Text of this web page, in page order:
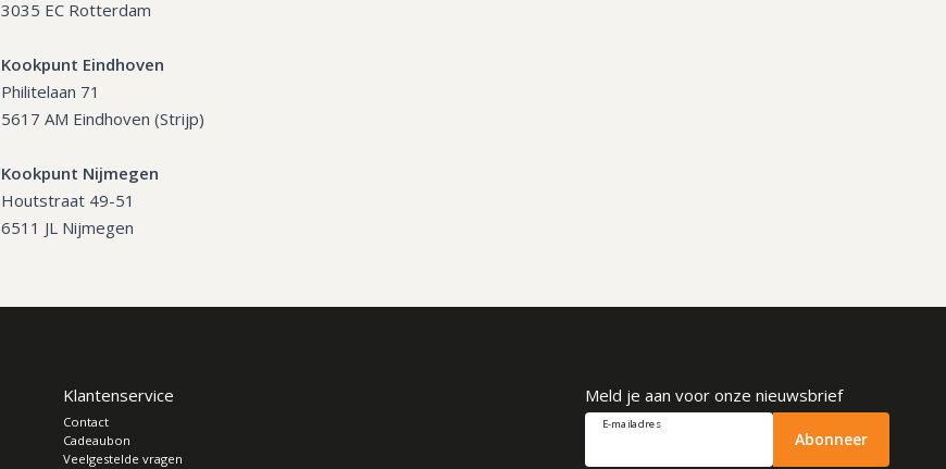
3035 EC Rotterdam
Kookpunt Eindhoven
Philitelaan 71
5617 AM Eindhoven (Strijp)
Kookpunt Nijmegen
Houtstraat 49-51
6511 JL Nijmegen
Klantenservice
Contact
Cadeaubon
Veelgestelde vragen
Meld je aan voor onze nieuwsbrief
E-mailadres
Abonneer